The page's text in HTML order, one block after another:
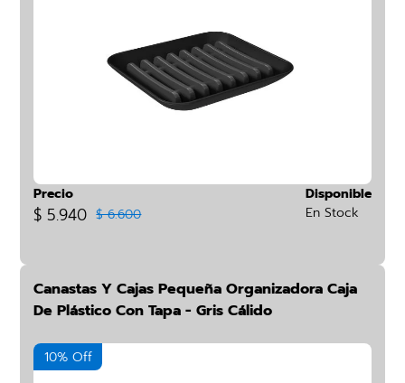
Precio
$ 5.940 $ 6.600
Disponible
En Stock
Canastas Y Cajas Pequeña Organizadora Caja
De Plástico Con Tapa - Gris Cálido
10% Off